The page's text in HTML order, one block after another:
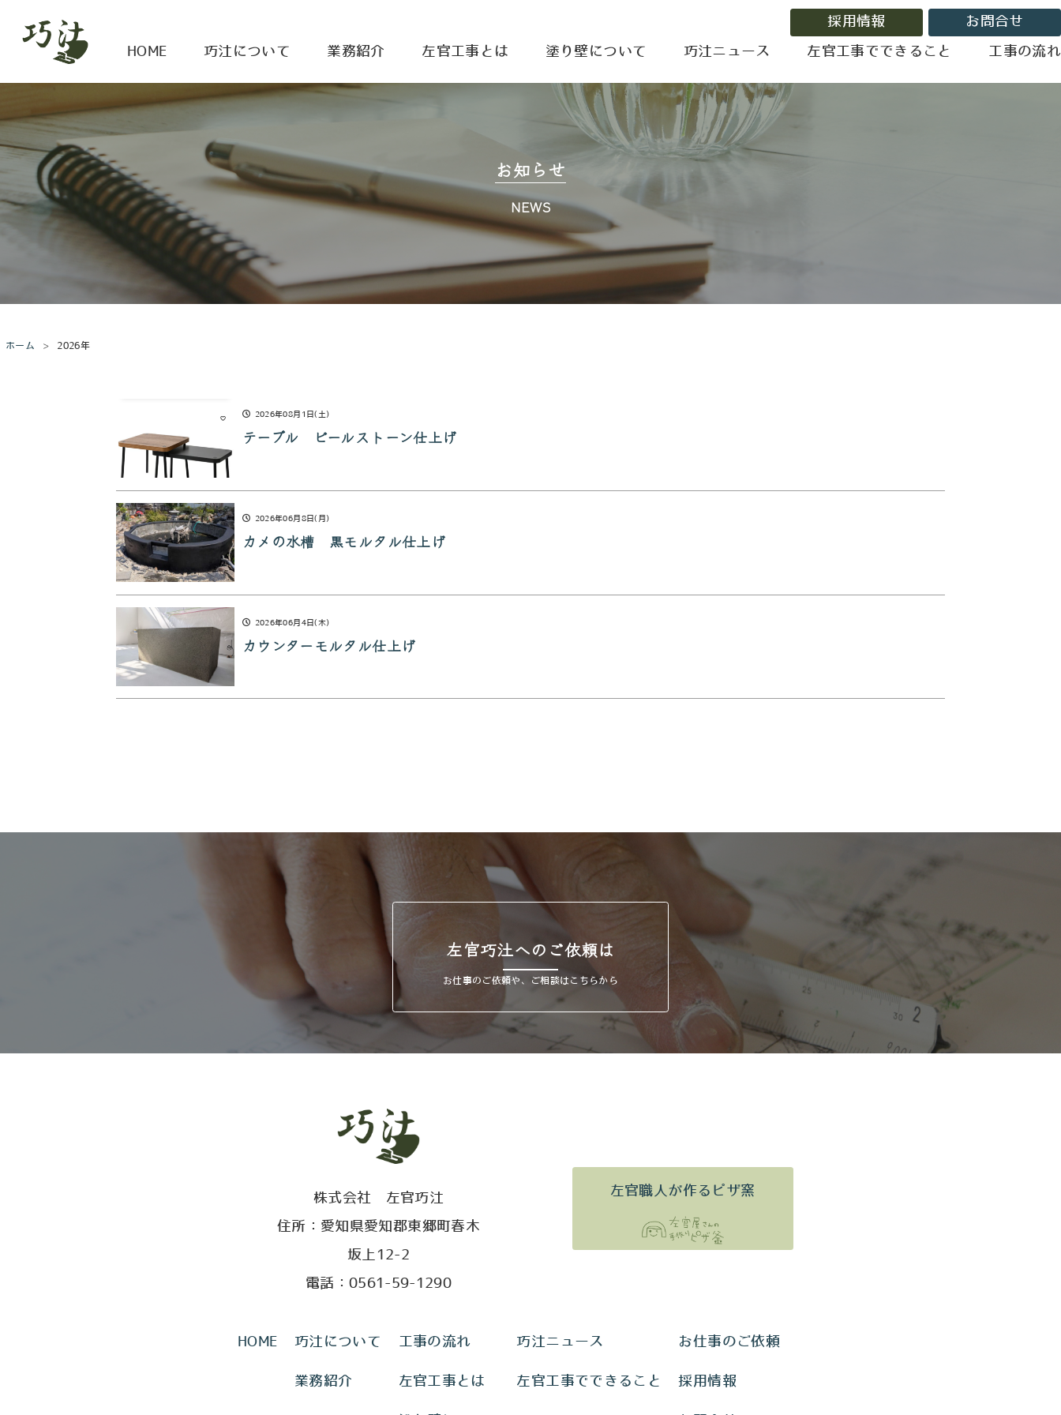
HOME 巧汢について 業務紹介 左官工事とは 塗り壁について 巧汢ニュース 左官工事でできること 工事の流れ
採用情報 お問合せ
お知らせ
NEWS
ホーム 2026年
2026年08月1日(土)
テーブル ビールストーン仕上げ
2026年06月8日(月)
カメの水槽 黒モルタル仕上げ
2026年06月4日(木)
カウンターモルタル仕上げ
左官巧汢へのご依頼は
お仕事のご依頼や、ご相談はこちらから
株式会社 左官巧汢
住所：愛知県愛知郡東郷町春木
坂上12-2
電話：0561-59-1290
左官職人が作るピザ窯
HOME 巧汢について
業務紹介
工事の流れ
左官工事とは
巧汢ニュース
左官工事でできること
お仕事のご依頼
採用情報